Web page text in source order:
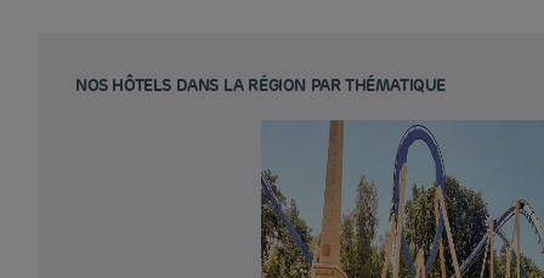
NOS HÔTELS DANS LA RÉGION PAR THÉMATIQUE